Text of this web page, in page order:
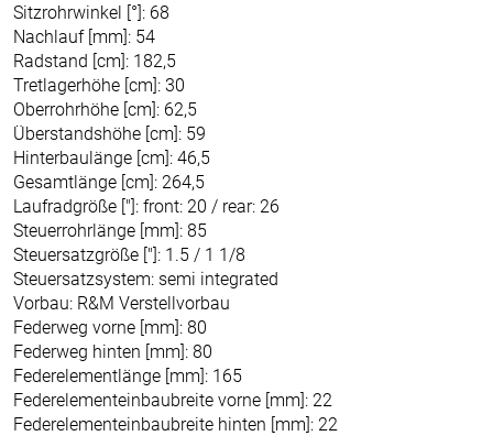
Sitzrohrwinkel [°]: 68
Nachlauf [mm]: 54
Radstand [cm]: 182,5
Tretlagerhöhe [cm]: 30
Oberrohrhöhe [cm]: 62,5
Überstandshöhe [cm]: 59
Hinterbaulänge [cm]: 46,5
Gesamtlänge [cm]: 264,5
Laufradgröße ["]: front: 20 / rear: 26
Steuerrohrlänge [mm]: 85
Steuersatzgröße ["]: 1.5 / 1 1/8
Steuersatzsystem: semi integrated
Vorbau: R&M Verstellvorbau
Federweg vorne [mm]: 80
Federweg hinten [mm]: 80
Federelementlänge [mm]: 165
Federelementeinbaubreite vorne [mm]: 22
Federelementeinbaubreite hinten [mm]: 22